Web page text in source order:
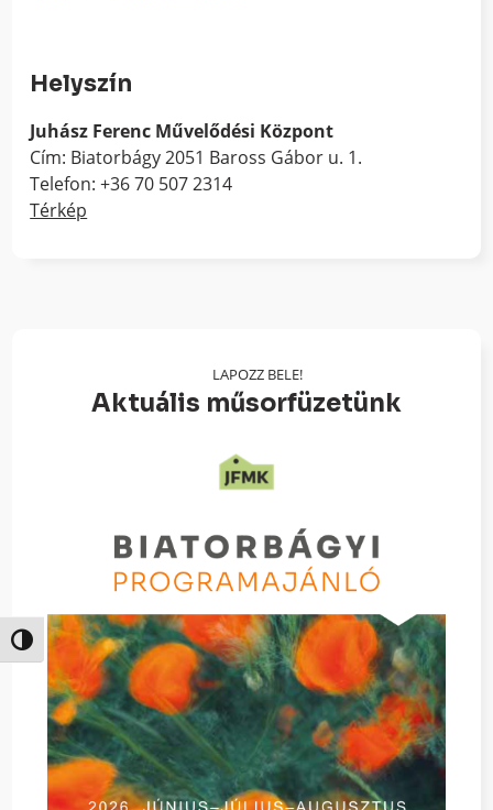
Nagy kontraszt váltása
Helyszín
Juhász Ferenc Művelődési Központ
Cím: Biatorbágy 2051 Baross Gábor u. 1.
Telefon: +36 70 507 2314
Térkép
LAPOZZ BELE!
Aktuális műsorfüzetünk